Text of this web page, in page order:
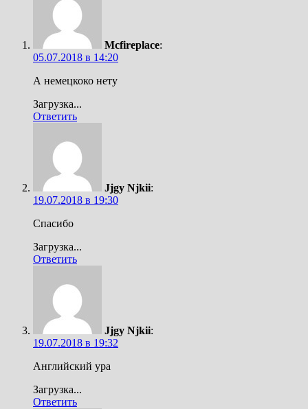
Mcfireplace:
05.07.2018 в 14:20
А немецкоко нету
Загрузка...
Ответить
Jjgy Njkii:
19.07.2018 в 19:30
Спасибо
Загрузка...
Ответить
Jjgy Njkii:
19.07.2018 в 19:32
Английский ура
Загрузка...
Ответить